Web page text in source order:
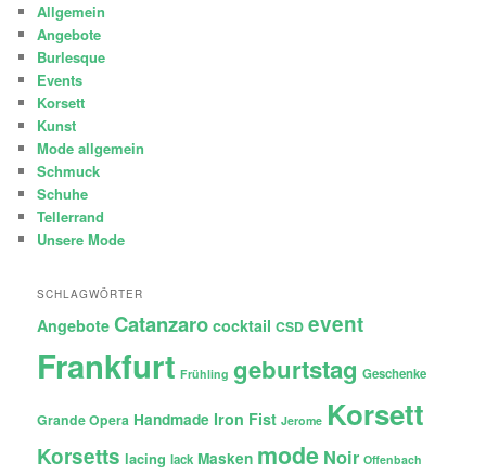
Allgemein
Angebote
Burlesque
Events
Korsett
Kunst
Mode allgemein
Schmuck
Schuhe
Tellerrand
Unsere Mode
SCHLAGWÖRTER
Angebote Catanzaro cocktail CSD event
Frankfurt Frühling geburtstag Geschenke
Grande Opera Handmade Iron Fist Jerome Korsett
Korsetts lacing lack Masken mode Noir Offenbach